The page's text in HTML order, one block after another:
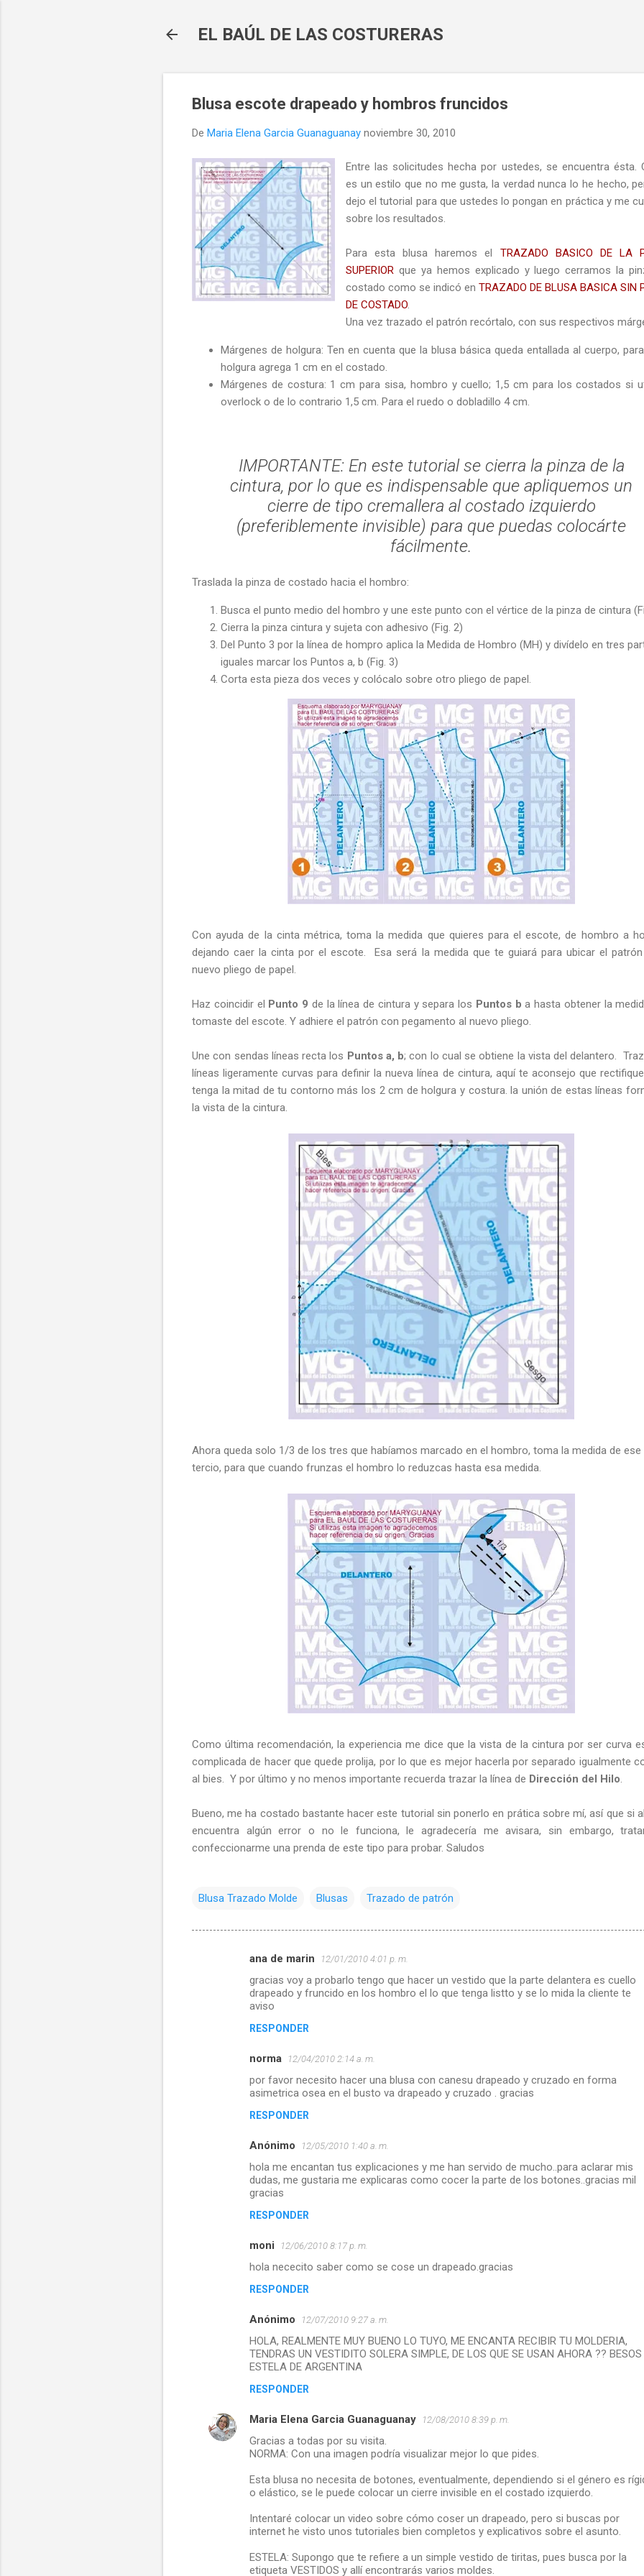
EL BAÚL DE LAS COSTURERAS
Blusa escote drapeado y hombros fruncidos
De Maria Elena Garcia Guanaguanay noviembre 30, 2010
Entre las solicitudes hecha por ustedes, se encuentra ésta.
es un estilo que no me gusta, la verdad nunca lo he hecho,
dejo el tutorial para que ustedes lo pongan en práctica y me
sobre los resultados.
Para esta blusa haremos el TRAZADO BASICO DE LA
SUPERIOR que ya hemos explicado y luego cerramos la
costado como se indicó en TRAZADO DE BLUSA BASICA SIN
DE COSTADO
Una vez trazado el patrón recórtalo, con sus respectivos
Márgenes de holgura: Ten en cuenta que la blusa básica queda entallada al cuerpo,
holgura agrega 1 cm en el costado.
Márgenes de costura: 1 cm para sisa, hombro y cuello; 1,5 cm para los costados si
overlock o de lo contrario 1,5 cm. Para el ruedo o dobladillo 4 cm.
IMPORTANTE: En este tutorial se cierra la pinza de la
cintura, por lo que es indispensable que apliquemos un
cierre de tipo cremallera al costado izquierdo
(preferiblemente invisible) para que puedas colocárte
fácilmente.
Traslada la pinza de costado hacia el hombro:
Busca el punto medio del hombro y une este punto con el vértice de la pinza de cintura
Cierra la pinza cintura y sujeta con adhesivo (Fig. 2)
Del Punto 3 por la línea de hompro aplica la Medida de Hombro (MH) y divídelo en tres
iguales marcar los Puntos a, b (Fig. 3)
Corta esta pieza dos veces y colócalo sobre otro pliego de papel.
Con ayuda de la cinta métrica, toma la medida que quieres para el escote, de hombro a
dejando caer la cinta por el escote. Esa será la medida que te guiará para ubicar el
nuevo pliego de papel.
Haz coincidir el Punto 9 de la línea de cintura y separa los Puntos b a hasta obtener la
tomaste del escote. Y adhiere el patrón con pegamento al nuevo pliego.
Une con sendas líneas recta los Puntos a, b; con lo cual se obtiene la vista del delantero.
líneas ligeramente curvas para definir la nueva línea de cintura, aquí te aconsejo que
tenga la mitad de tu contorno más los 2 cm de holgura y costura. la unión de estas líneas
la vista de la cintura.
Ahora queda solo 1/3 de los tres que habíamos marcado en el hombro, toma la medida de ese
tercio, para que cuando frunzas el hombro lo reduzcas hasta esa medida.
Como última recomendación, la experiencia me dice que la vista de la cintura por ser curva
complicada de hacer que quede prolija, por lo que es mejor hacerla por separado igualmente
al bies. Y por último y no menos importante recuerda trazar la línea de Dirección del Hilo.
Bueno, me ha costado bastante hacer este tutorial sin ponerlo en prática sobre mí, así que si
encuentra algún error o no le funciona, le agradecería me avisara, sin embargo,
confeccionarme una prenda de este tipo para probar. Saludos
Blusa Trazado Molde Blusas Trazado de patrón
ana de marin 12/01/2010 4:01 p. m.
gracias voy a probarlo tengo que hacer un vestido que la parte delantera es cuello
drapeado y fruncido en los hombro el lo que tenga listto y se lo mida la cliente te
aviso
RESPONDER
norma 12/04/2010 2:14 a. m.
por favor necesito hacer una blusa con canesu drapeado y cruzado en forma
asimetrica osea en el busto va drapeado y cruzado . gracias
RESPONDER
Anónimo 12/05/2010 1:40 a. m.
hola me encantan tus explicaciones y me han servido de mucho..para aclarar mis
dudas, me gustaria me explicaras como cocer la parte de los botones..gracias mil
gracias
RESPONDER
moni 12/06/2010 8:17 p. m.
hola nececito saber como se cose un drapeado.gracias
RESPONDER
Anónimo 12/07/2010 9:27 a. m.
HOLA, REALMENTE MUY BUENO LO TUYO, ME ENCANTA RECIBIR TU MOLDERIA,
TENDRAS UN VESTIDITO SOLERA SIMPLE, DE LOS QUE SE USAN AHORA ?? BESOS
ESTELA DE ARGENTINA
RESPONDER
Maria Elena Garcia Guanaguanay 12/08/2010 8:39 p. m.
Gracias a todas por su visita.
NORMA: Con una imagen podría visualizar mejor lo que pides.
Esta blusa no necesita de botones, eventualmente, dependiendo si el género es
o elástico, se le puede colocar un cierre invisible en el costado izquierdo.
Intentaré colocar un video sobre cómo coser un drapeado, pero si buscas por
internet he visto unos tutoriales bien completos y explicativos sobre el asunto.
ESTELA: Supongo que te refiere a un simple vestido de tiritas, pues busca por la
etiqueta VESTIDOS y allí encontrarás varios moldes.